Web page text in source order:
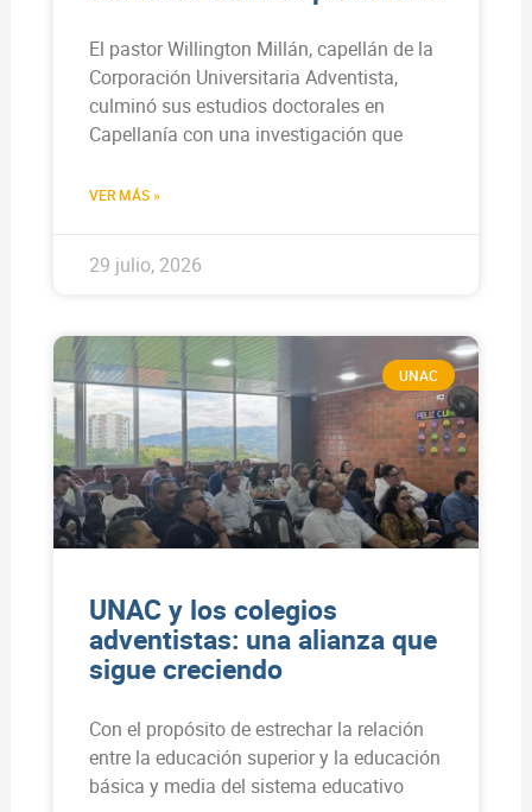
El pastor Willington Millán, capellán de la
Corporación Universitaria Adventista,
culminó sus estudios doctorales en
Capellanía con una investigación que
VER MÁS »
29 julio, 2026
UNAC
UNAC y los colegios
adventistas: una alianza que
sigue creciendo
Con el propósito de estrechar la relación
entre la educación superior y la educación
básica y media del sistema educativo